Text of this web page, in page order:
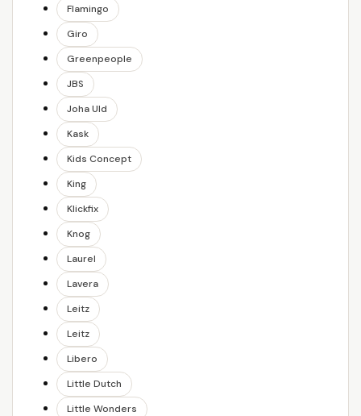
Flamingo
Giro
Greenpeople
JBS
Joha Uld
Kask
Kids Concept
King
Klickfix
Knog
Laurel
Lavera
Leitz
Leitz
Libero
Little Dutch
Little Wonders